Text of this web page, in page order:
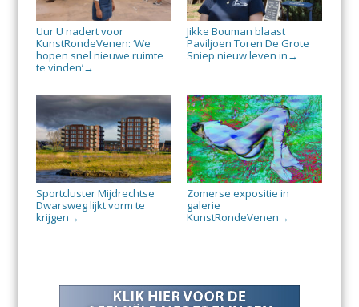
Uur U nadert voor
KunstRondeVenen: ‘We
hopen snel nieuwe ruimte
te vinden’→
Jikke Bouman blaast
Paviljoen Toren De Grote
Sniep nieuw leven in →
Sportcluster Mijdrechtse
Dwarsweg lijkt vorm te
krijgen →
Zomerse expositie in
galerie
KunstRondeVenen →